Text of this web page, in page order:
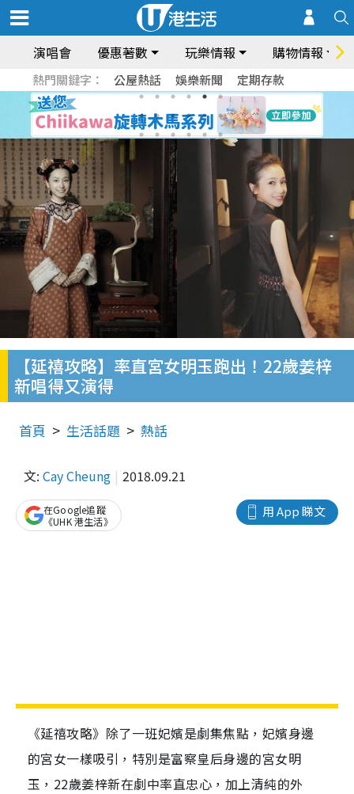
演唱會 優惠著數 玩樂情報 購物情報
熱門關鍵字： 公屋熱話 娛樂新聞 定期存款
【延禧攻略】率直宮女明玉跑出！22歲姜梓
新唱得又演得
首頁 生活話題 熱話
文: Cay Cheung 2018.09.21
用 App 睇文
在Google追蹤
《UHK 港生活》
《延禧攻略》除了一班妃嬪是劇集焦點，妃嬪身邊
的宮女一樣吸引，特別是富察皇后身邊的宮女明
玉，22歲姜梓新在劇中率直忠心，加上清純的外